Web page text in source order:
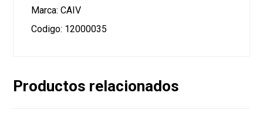
Marca: CAIV
Codigo: 12000035
Productos relacionados